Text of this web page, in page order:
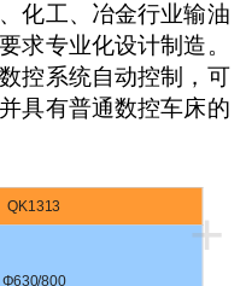
化工、冶金行业输油
求专业化设计制造。
控系统自动控制，可
具有普通数控车床的
+
QK1313
Φ630/800